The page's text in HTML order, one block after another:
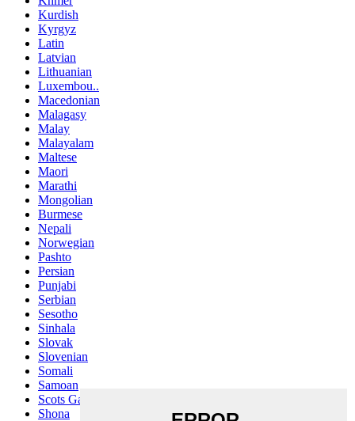
Kurdish
Kyrgyz
Latin
Latvian
Lithuanian
Luxembou..
Macedonian
Malagasy
Malay
Malayalam
Maltese
Maori
Marathi
Mongolian
Burmese
Nepali
Norwegian
Pashto
Persian
Punjabi
Serbian
Sesotho
Sinhala
Slovak
Slovenian
Somali
Samoan
Scots Gaelic
Shona